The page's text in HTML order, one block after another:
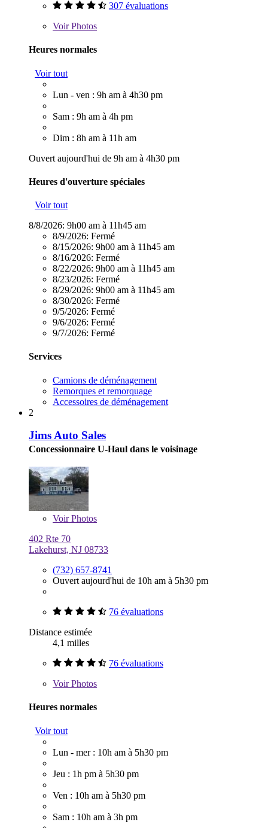
307 évaluations
VoirPhotos
Heures normales
Voir tout
Lun - ven : 9h am à 4h30 pm
Sam : 9h am à 4h pm
Dim : 8h am à 11h am
Ouvert aujourd'hui de 9h am à 4h30 pm
Heures d'ouverture spéciales
Voir tout
8/8/2026: 9h00 am à 11h45 am
8/9/2026: Fermé
8/15/2026: 9h00 am à 11h45 am
8/16/2026: Fermé
8/22/2026: 9h00 am à 11h45 am
8/23/2026: Fermé
8/29/2026: 9h00 am à 11h45 am
8/30/2026: Fermé
9/5/2026: Fermé
9/6/2026: Fermé
9/7/2026: Fermé
Services
Camions de déménagement
Remorques et remorquage
Accessoires de déménagement
2
Jims Auto Sales
Concessionnaire U-Haul dans le voisinage
VoirPhotos
402 Rte 70
Lakehurst, NJ 08733
(732) 657-8741
Ouvert aujourd'hui de 10h am à 5h30 pm
76 évaluations
Distance estimée
4,1 milles
76 évaluations
VoirPhotos
Heures normales
Voir tout
Lun - mer : 10h am à 5h30 pm
Jeu : 1h pm à 5h30 pm
Ven : 10h am à 5h30 pm
Sam : 10h am à 3h pm